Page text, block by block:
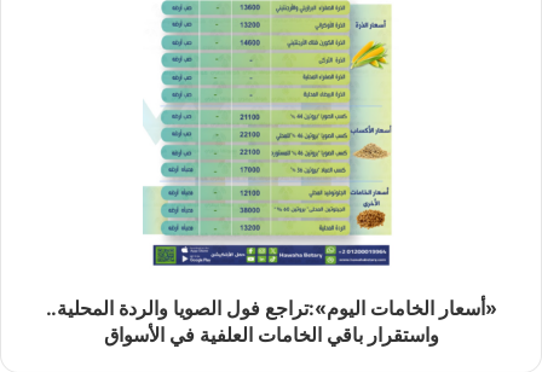
«أسعار الخامات اليوم»:تراجع فول الصويا والردة المحلية..
واستقرار باقي الخامات العلفية في الأسواق